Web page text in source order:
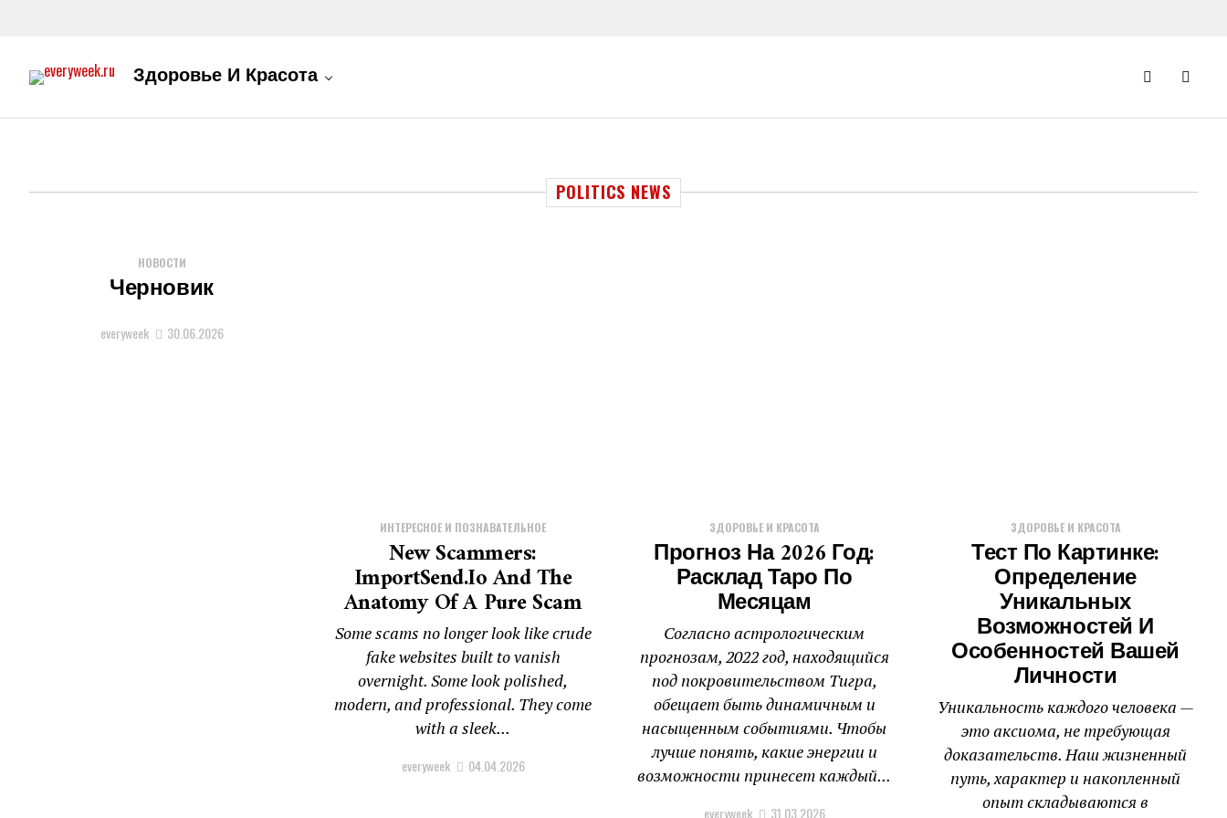
Здоровье И Красота
POLITICS NEWS
НОВОСТИ
Черновик
everyweek 30.06.2026
ИНТЕРЕСНОЕ И ПОЗНАВАТЕЛЬНОЕ
New Scammers:
ImportSend.io And The
Anatomy Of A Pure Scam
Some scams no longer look like crude
fake websites built to vanish
overnight. Some look polished,
modern, and professional. They come
with a sleek...
everyweek 04.04.2026
ЗДОРОВЬЕ И КРАСОТА
Прогноз На 2026 Год:
Расклад Таро По
Месяцам
Согласно астрологическим
прогнозам, 2022 год, находящийся
под покровительством Тигра,
обещает быть динамичным и
насыщенным событиями. Чтобы
лучше понять, какие энергии и
возможности принесет каждый...
everyweek 31.03.2026
ЗДОРОВЬЕ И КРАСОТА
Тест По Картинке:
Определение
Уникальных
Возможностей И
Особенностей Вашей
Личности
Уникальность каждого человека —
это аксиома, не требующая
доказательств. Наш жизненный
путь, характер и накопленный
опыт складываются в